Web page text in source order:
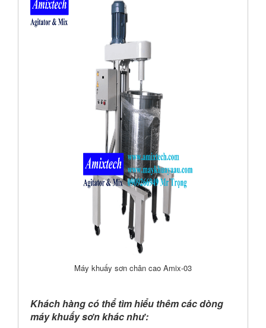
Máy khuấy sơn chân cao Amix-03
Khách hàng có thể tìm hiểu thêm các dòng
máy khuấy sơn khác như: